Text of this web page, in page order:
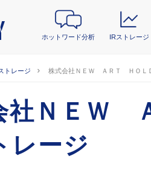
ホットワード分析 IRストレージ
トレージ 株式会社ＮＥＷ ＡＲＴ ＨＯＬ
社ＮＥＷ
レージ